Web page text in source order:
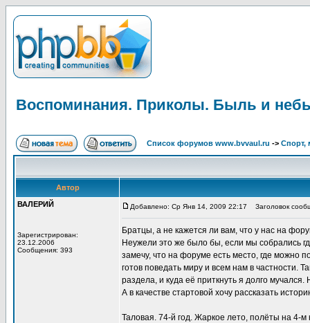
Воспоминания. Приколы. Быль и
Список форумов www.bvvaul.ru -> Спорт,
Автор
ВАЛЕРИЙ
Зарегистрирован:
23.12.2006
Сообщения: 393
Добавлено: Ср Янв 14, 2009 22:17 Заголовок
Братцы, а не кажется ли вам, что у нас на
Неужели это же было бы, если мы собрались
замечу, что на форуме есть место, где можно
готов поведать миру и всем нам в частности.
раздела, и куда её приткнуть я долго
А в качестве стартовой хочу рассказать
Таловая. 74-й год. Жаркое лето, полёты на 4-